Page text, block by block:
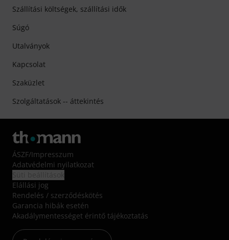
Szállítási költségek, szállítási idők
Súgó
Utalványok
Kapcsolat
Szaküzlet
Szolgáltatások -- áttekintés
ÁSZF/Impresszum
Adatvédelmi nyilatkozat
Elállási jog
Rendelés / szerződéskötés
Garancia hibák esetén
Akadálymentességet érintő tájékoztatás